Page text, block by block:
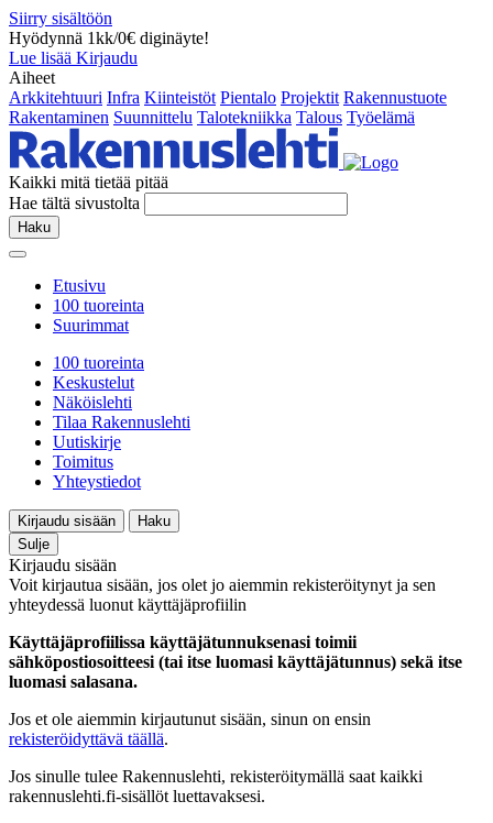
Siirry sisältöön
Hyödynnä 1kk/0€ diginäyte!
Lue lisää Kirjaudu
Aiheet
Arkkitehtuuri Infra Kiinteistöt Pientalo Projektit Rakennustuote
Rakentaminen Suunnittelu Talotekniikka Talous Työelämä
Kaikki mitä tietää pitää
Hae tältä sivustolta
Haku
Etusivu
100 tuoreinta
Suurimmat
100 tuoreinta
Keskustelut
Näköislehti
Tilaa Rakennuslehti
Uutiskirje
Toimitus
Yhteystiedot
Kirjaudu sisään
Haku
Sulje
Kirjaudu sisään
Voit kirjautua sisään, jos olet jo aiemmin rekisteröitynyt ja sen
yhteydessä luonut käyttäjäprofiilin
Käyttäjäprofiilissa käyttäjätunnuksenasi toimii
sähköpostiosoitteesi (tai itse luomasi käyttäjätunnus) sekä itse
luomasi salasana.
Jos et ole aiemmin kirjautunut sisään, sinun on ensin
rekisteröidyttävä täällä.
Jos sinulle tulee Rakennuslehti, rekisteröitymällä saat kaikki
rakennuslehti.fi-sisällöt luettavaksesi.